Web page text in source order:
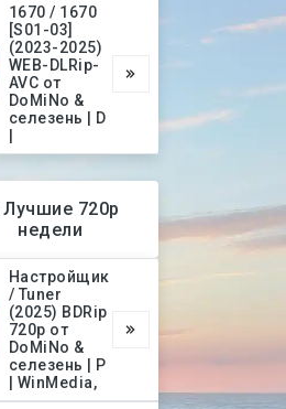
1670 / 1670
[S01-03]
(2023-2025)
WEB-DLRip-
AVC от
DoMiNo &
селезень | D
Лучшие 720p
недели
Настройщик
/ Tuner
(2025) BDRip
720p от
DoMiNo &
селезень | P
| WinMedia,